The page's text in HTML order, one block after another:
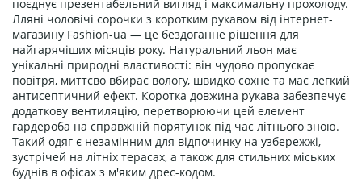
поєднує презентабельний вигляд і максимальну прохолоду.
Лляні чоловічі сорочки з коротким рукавом від інтернет-
магазину Fashion-ua — це бездоганне рішення для
найгарячіших місяців року. Натуральний льон має
унікальні природні властивості: він чудово пропускає
повітря, миттєво вбирає вологу, швидко сохне та має легкий
антисептичний ефект. Коротка довжина рукава забезпечує
додаткову вентиляцію, перетворюючи цей елемент
гардероба на справжній порятунок під час літнього зною.
Такий одяг є незамінним для відпочинку на узбережжі,
зустрічей на літніх терасах, а також для стильних міських
буднів в офісах з м'яким дрес-кодом.